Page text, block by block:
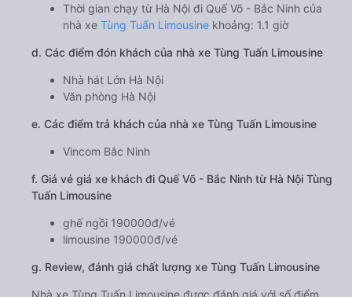
Thời gian chạy từ Hà Nội đi Quế Võ - Bắc Ninh của
nhà xe Tùng Tuấn Limousine khoảng: 1.1 giờ
d. Các điểm đón khách của nhà xe Tùng Tuấn Limousine
Nhà hát Lớn Hà Nội
Văn phòng Hà Nội
e. Các điểm trả khách của nhà xe Tùng Tuấn Limousine
Vincom Bắc Ninh
f. Giá vé giá xe khách đi Quế Võ - Bắc Ninh từ Hà Nội Tùng
Tuấn Limousine
ghế ngồi 190000đ/vé
limousine 190000đ/vé
g. Review, đánh giá chất lượng xe Tùng Tuấn Limousine
Nhà xe Tùng Tuấn Limousine được đánh giá với số điểm